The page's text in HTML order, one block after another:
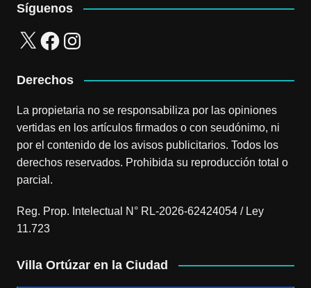
Síguenos
X FacebookInstagram
Derechos
La propietaria no se responsabiliza por las opiniones
vertidas en los artículos firmados o con seudónimo, ni
por el contenido de los avisos publicitarios. Todos los
derechos reservados. Prohibida su reproducción total o
parcial.
Reg. Prop. Intelectual N° RL-2026-62424054 / Ley
11.723
Villa Ortúzar en la Ciudad